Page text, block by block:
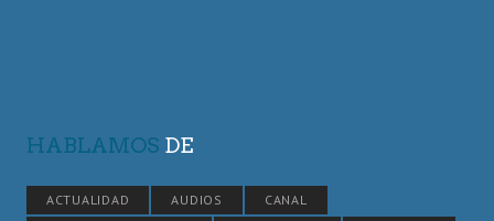
HABLAMOS DE
ACTUALIDAD AUDIOS
CANAL